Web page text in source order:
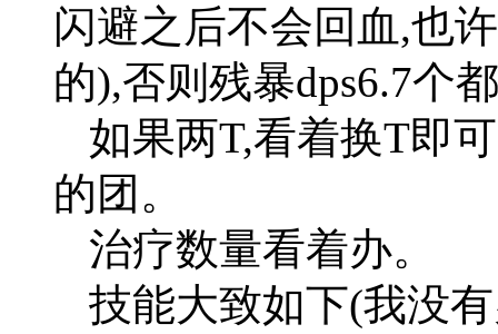
闪避之后不会回血,也
的),否则残暴dps6.7个
如果两T,看着换T即
的团。
治疗数量看着办。
技能大致如下(我没